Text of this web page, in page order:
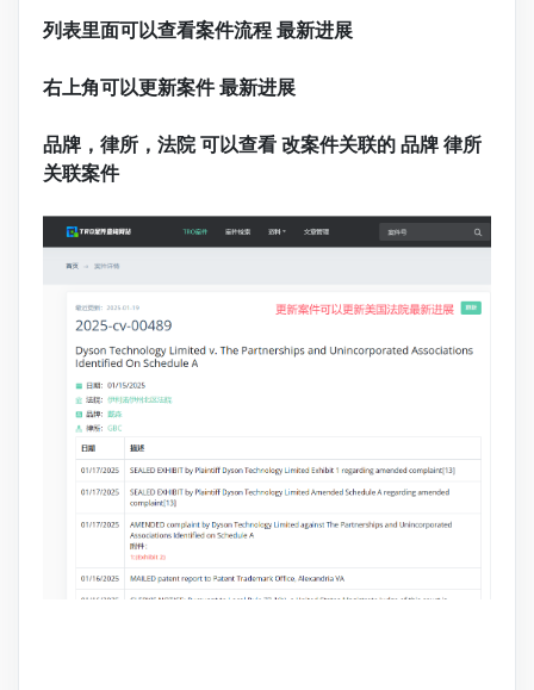
列表里面可以查看案件流程 最新进展
右上角可以更新案件 最新进展
品牌，律所，法院 可以查看 改案件关联的 品牌 律所
关联案件